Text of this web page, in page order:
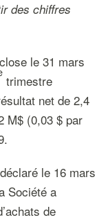
des chiffres
le 31 mars
trimestre
net de 2,4
M$ (0,03 $ par
le 16 mars
Société a
de